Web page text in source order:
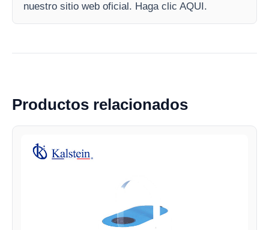
nuestro sitio web oficial. Haga clic AQUI.
Productos relacionados